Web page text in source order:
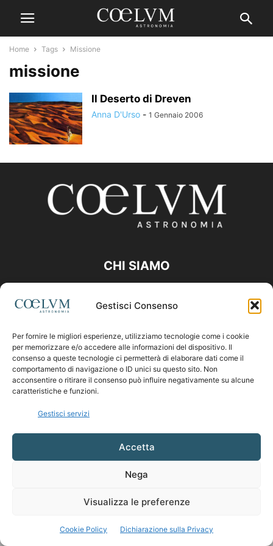
Gestisci Consenso
Per fornire le migliori esperienze, utilizziamo tecnologie come i cookie
per memorizzare e/o accedere alle informazioni del dispositivo. Il
consenso a queste tecnologie ci permetterà di elaborare dati come il
comportamento di navigazione o ID unici su questo sito. Non
acconsentire o ritirare il consenso può influire negativamente su alcune
caratteristiche e funzioni.
Gestisci servizi
Accetta
Nega
Visualizza le preferenze
Cookie Policy Dichiarazione sulla Privacy
Home Tags Missione
missione
Il Deserto di Dreven
Anna D'Urso - 1 Gennaio 2006
CHI SIAMO
Contattaci:coelumastro@coelum.com
SEGUICI